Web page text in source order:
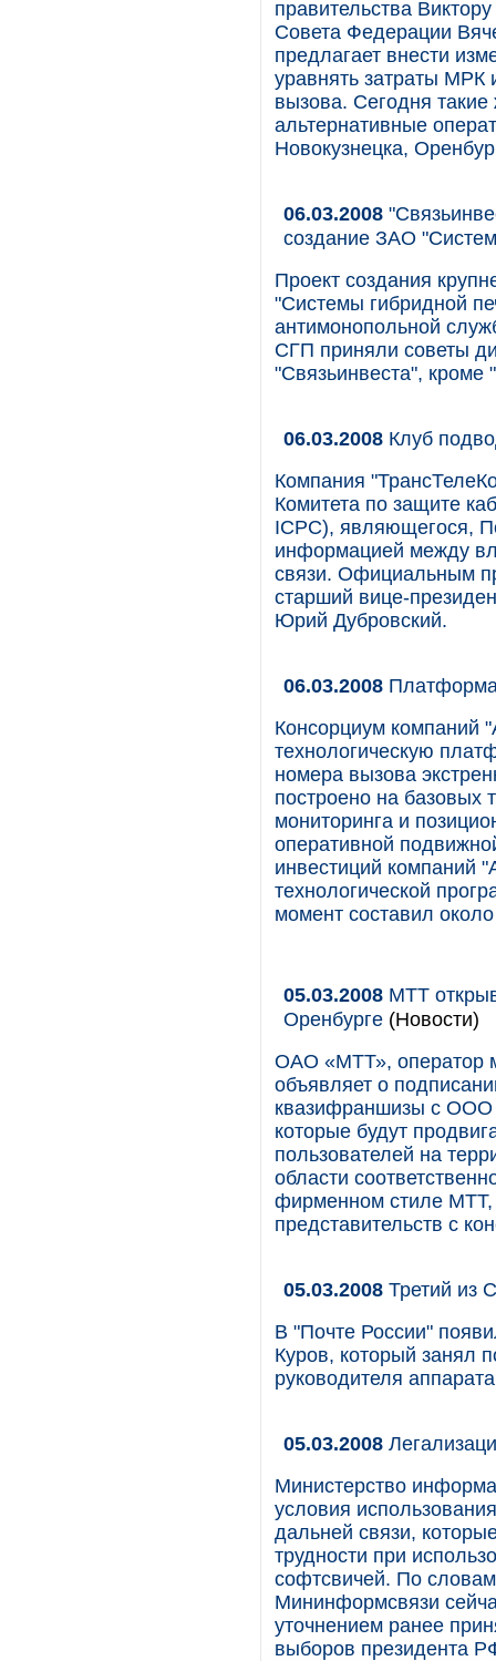
правительства
Совета Федерации
предлагает внести
уравнять затраты МРК
вызова. Сегодня
альтернативные
Новокузнецка,
06.03.2008
создание ЗАО
Проект создания
"Системы гибридной
антимонопольной
СГП приняли советы
"Связьинвеста", кроме
06.03.2008 Клуб
Компания
Комитета по защите
ICPC), являющегося,
информацией между
связи. Официальным
старший вице-
Юрий Дубровский.
06.03.2008
Консорциум компаний
технологическую
номера вызова
построено на базовых
мониторинга и
оперативной
инвестиций компаний
технологической
момент составил
05.03.2008 МТТ
Оренбурге (Новости)
ОАО «МТТ», оператор
объявляет о
квазифраншизы с
которые будут
пользователей на
области
фирменном стиле МТТ,
представительств с
05.03.2008 Третий из
В "Почте России"
Куров, который занял
руководителя
05.03.2008
Министерство
условия
дальней связи,
трудности при
софтсвичей. По словам
Мининформсвязи
уточнением ранее
выборов президента